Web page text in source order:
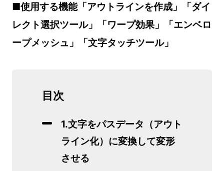
■使用する機能「アウトラインを作成」「ダイ
レクト選択ツール」「ワープ効果」「エンベロ
ープメッシュ」「文字タッチツール」
目次
1.文字をパスデータ（アウト
ライン化）に変換して変形
させる